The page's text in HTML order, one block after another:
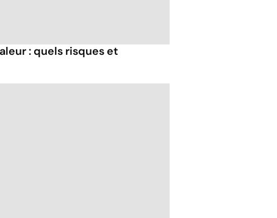
: quels risques et